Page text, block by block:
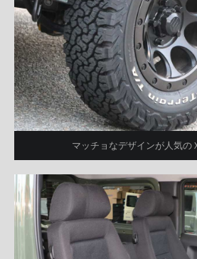
マッチョなデザインが人気の